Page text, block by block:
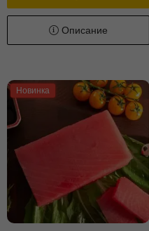
Описание
Новинка